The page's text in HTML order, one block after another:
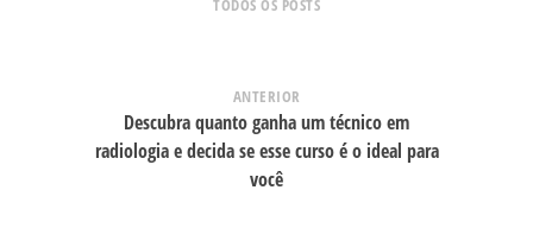
TODOS OS POSTS
ANTERIOR
Descubra quanto ganha um técnico em
radiologia e decida se esse curso é o ideal para
você